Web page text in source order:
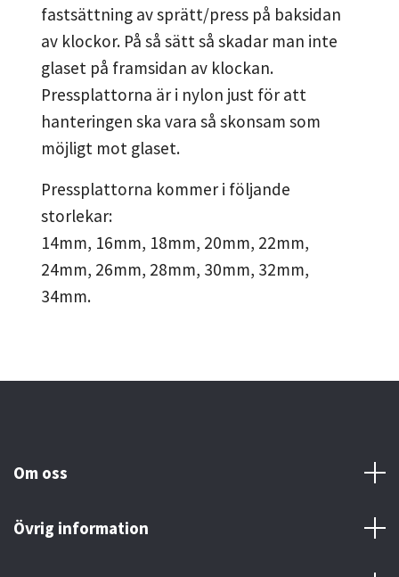
fastsättning av sprätt/press på baksidan
av klockor. På så sätt så skadar man inte
glaset på framsidan av klockan.
Pressplattorna är i nylon just för att
hanteringen ska vara så skonsam som
möjligt mot glaset.
Pressplattorna kommer i följande
storlekar:
14mm, 16mm, 18mm, 20mm, 22mm,
24mm, 26mm, 28mm, 30mm, 32mm,
34mm.
Om oss
Övrig information